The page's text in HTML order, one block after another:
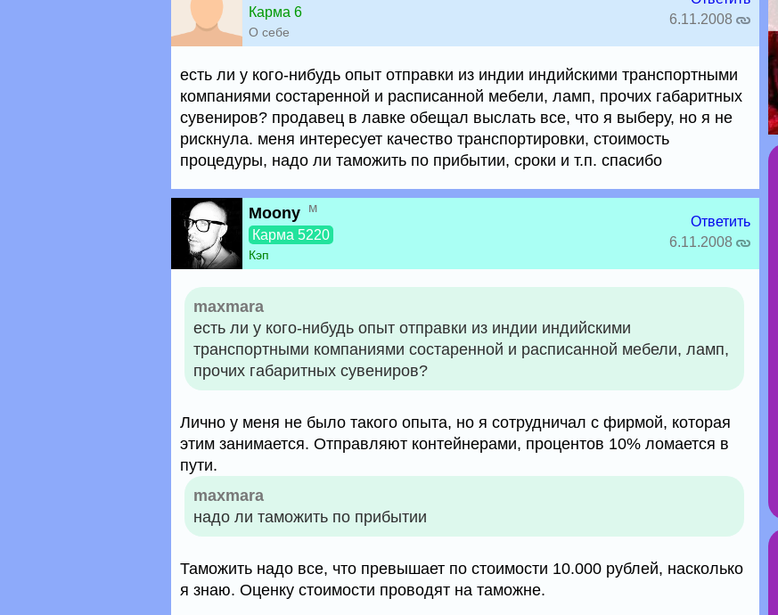
Карма 6
О себе
6.11.2008
есть ли у кого-нибудь опыт отправки из индии индийскими транспортными
компаниями состаренной и расписанной мебели, ламп, прочих габаритных
сувениров? продавец в лавке обещал выслать все, что я выберу, но я не
рискнула. меня интересует качество транспортировки, стоимость
процедуры, надо ли таможить по прибытии, сроки и т.п. спасибо
Moony м
Карма 5220
Кэп
Ответить
6.11.2008
maxmara
есть ли у кого-нибудь опыт отправки из индии индийскими
транспортными компаниями состаренной и расписанной мебели, ламп,
прочих габаритных сувениров?
Лично у меня не было такого опыта, но я сотрудничал с фирмой, которая
этим занимается. Отправляют контейнерами, процентов 10% ломается в
пути.
maxmara
надо ли таможить по прибытии
Таможить надо все, что превышает по стоимости 10.000 рублей, насколько
я знаю. Оценку стоимости проводят на таможне.